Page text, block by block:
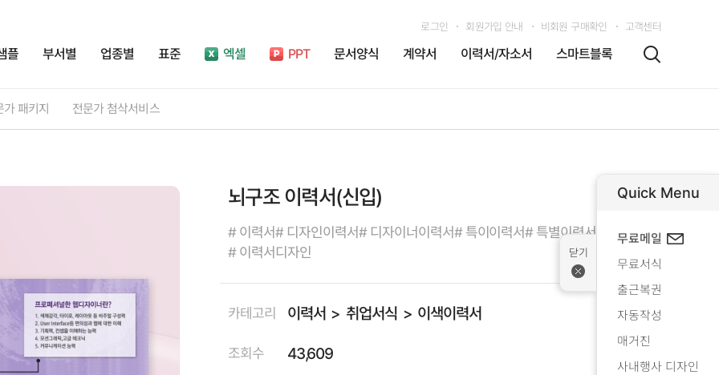
플 부서별 업종별 표준 엑셀 PPT 문서양식 계약서 이력서/자소서 스마트블록
로그인 회원가입 안내 비회원 구매확인 고객센터
가 패키지 전문가 첨삭서비스
뇌구조 이력서(신입)
# 이력서# 디자인이력서# 디자이너이력서# 특이이력서# 특별이력서
# 이력서디자인
카테고리 이력서 취업서식 이색이력서
조회수 43,609
Quick Menu
무료메일
무료서식
출근복권
자동작성
매거진
사내행사 디자인